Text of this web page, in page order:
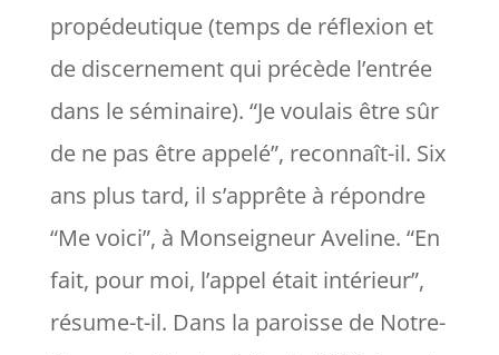
propédeutique (temps de réflexion et
de discernement qui précède l’entrée
dans le séminaire). “Je voulais être sûr
de ne pas être appelé”, reconnaît-il. Six
ans plus tard, il s’apprête à répondre
“Me voici”, à Monseigneur Aveline. “En
fait, pour moi, l’appel était intérieur”,
résume-t-il. Dans la paroisse de Notre-